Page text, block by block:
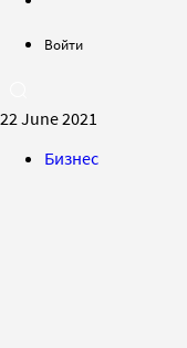
Войти
22 June 2021
Бизнес